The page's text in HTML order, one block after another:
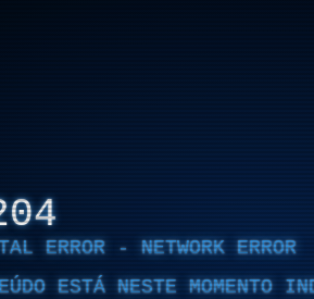
ERROR - NETWORK ERROR
ESTÁ NESTE MOMENTO